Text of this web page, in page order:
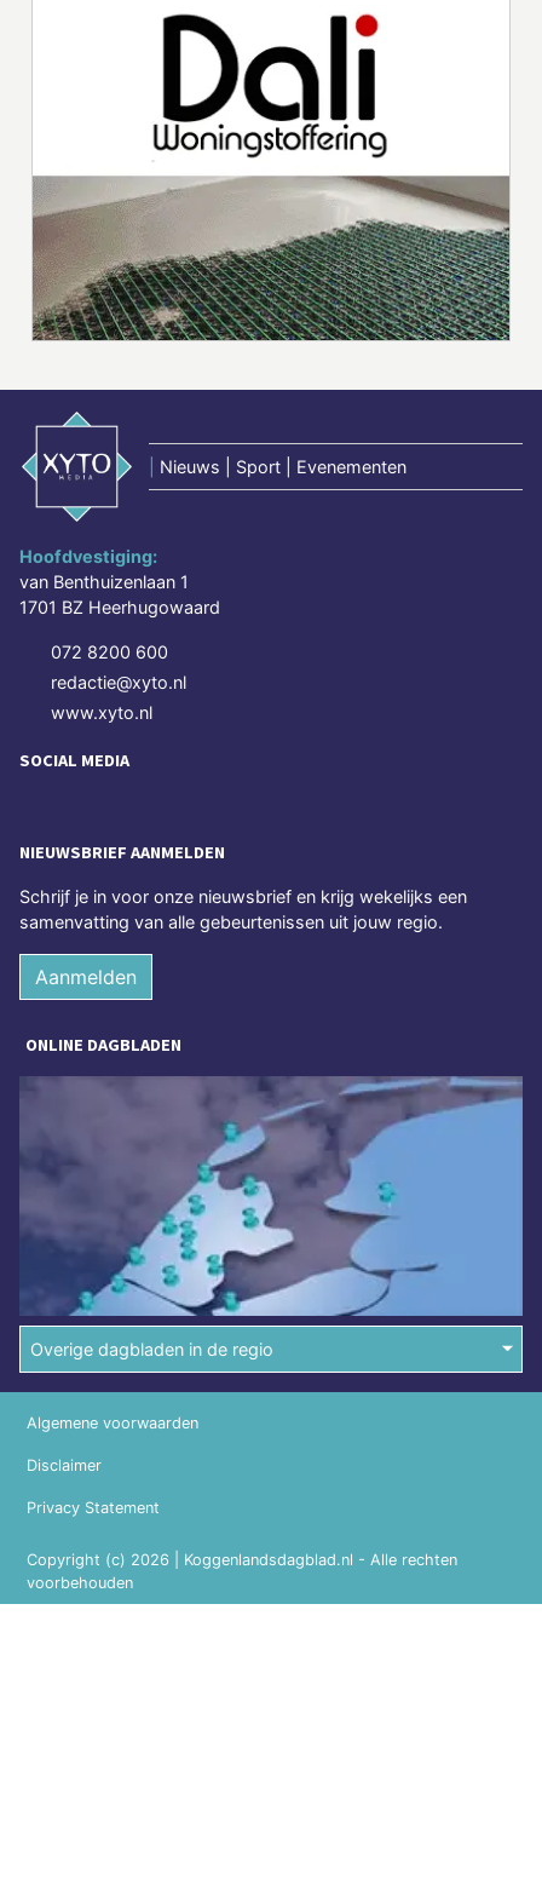
Nieuws | Sport | Evenementen
Hoofdvestiging:
van Benthuizenlaan 1
1701 BZ Heerhugowaard
072 8200 600
redactie@xyto.nl
www.xyto.nl
SOCIAL MEDIA
NIEUWSBRIEF AANMELDEN
Schrijf je in voor onze nieuwsbrief en krijg wekelijks een
samenvatting van alle gebeurtenissen uit jouw regio.
Aanmelden
ONLINE DAGBLADEN
Overige dagbladen in de regio
Copyright (c) 2026 | Koggenlandsdagblad.nl - Alle rechten
voorbehouden
Algemene voorwaarden
Disclaimer
Privacy Statement